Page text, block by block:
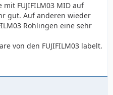
FUJIFILM03 MID auf
gut. Auf anderen wieder
Rohlingen eine sehr
von den FUJIFILM03 labelt.